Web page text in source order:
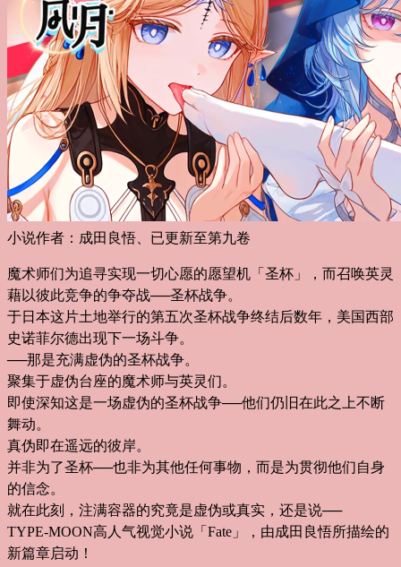
小说作者：成田良悟、已更新至第九卷
魔术师们为追寻实现一切心愿的愿望机「圣杯」，而召唤英灵
藉以彼此竞争的争夺战──圣杯战争。
于日本这片土地举行的第五次圣杯战争终结后数年，美国西部
史诺菲尔德出现下一场斗争。
──那是充满虚伪的圣杯战争。
聚集于虚伪台座的魔术师与英灵们。
即使深知这是一场虚伪的圣杯战争──他们仍旧在此之上不断
舞动。
真伪即在遥远的彼岸。
并非为了圣杯──也非为其他任何事物，而是为贯彻他们自身
的信念。
就在此刻，注满容器的究竟是虚伪或真实，还是说──
TYPE-MOON高人气视觉小说「Fate」，由成田良悟所描绘的
新篇章启动！